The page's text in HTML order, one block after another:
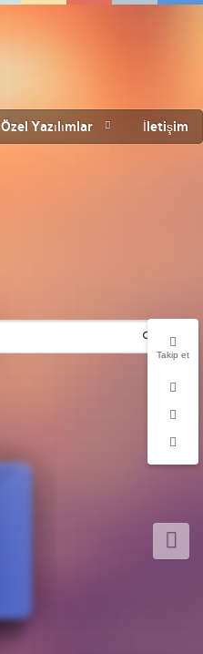
Takip et
Özel Yazılımlar İletişim